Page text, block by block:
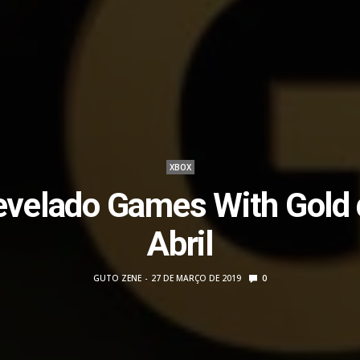
XBOX
Games With Gold
Abril
GUTO ZENE 27 DE MARÇO DE 2019 0